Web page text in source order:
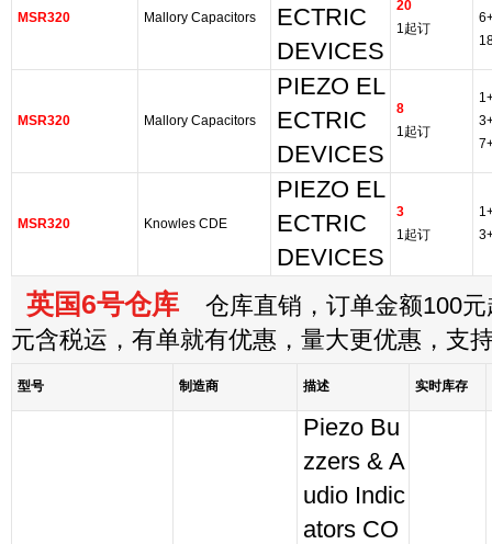
MSR320 Mallory Capacitors
ECTRIC
DEVICES
20
1起订
MSR320 Mallory Capacitors
PIEZO EL
ECTRIC
DEVICES
8
1起订
MSR320 Knowles CDE
PIEZO EL
ECTRIC
DEVICES
3
1起订
英国6号仓库 仓库直销，订单金额100元
元含税运，有单就有优惠，量大更优惠，支
型号 制造商 描述 实时库存
Piezo Bu
zzers & A
udio Indic
ators CO